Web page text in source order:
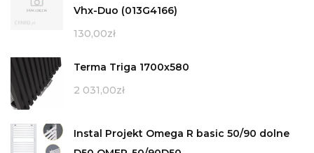
Vhx-Duo (013G4166)
130,00zł
Terma Triga 1700x580
2 031,00zł
Instal Projekt Omega R basic 50/90 dolne